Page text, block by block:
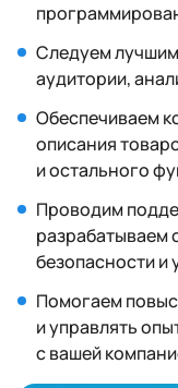
Следуем
аудитории,
Обеспечиваем
описания
и остального
Проводим
разрабатываем
безопасности и
Помогаем
и управлять
с вашей